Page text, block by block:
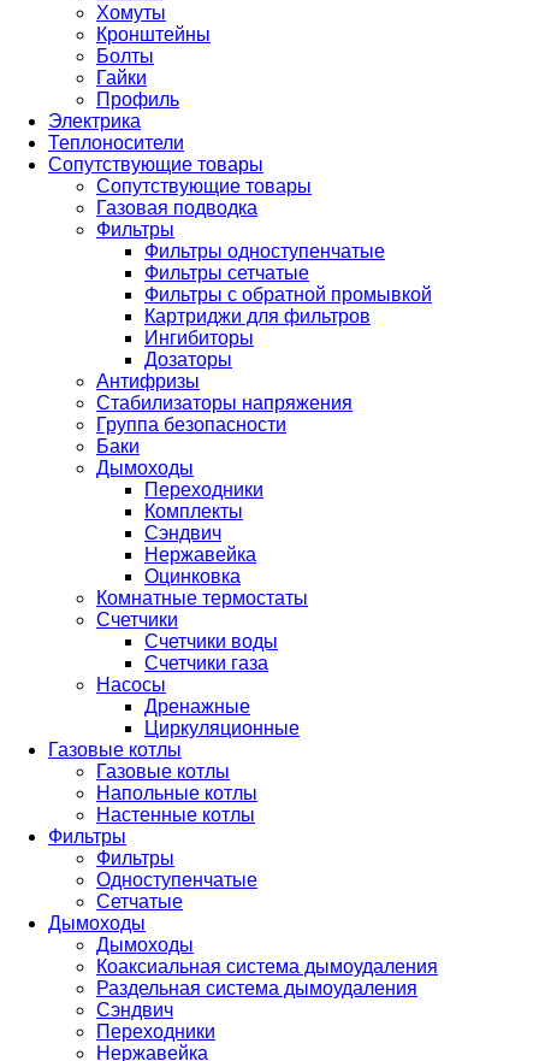
Хомуты
Кронштейны
Болты
Гайки
Профиль
Электрика
Теплоносители
Сопутствующие товары
Сопутствующие товары
Газовая подводка
Фильтры
Фильтры одноступенчатые
Фильтры сетчатые
Фильтры с обратной промывкой
Картриджи для фильтров
Ингибиторы
Дозаторы
Антифризы
Стабилизаторы напряжения
Группа безопасности
Баки
Дымоходы
Переходники
Комплекты
Сэндвич
Нержавейка
Оцинковка
Комнатные термостаты
Счетчики
Счетчики воды
Счетчики газа
Насосы
Дренажные
Циркуляционные
Газовые котлы
Газовые котлы
Напольные котлы
Настенные котлы
Фильтры
Фильтры
Одноступенчатые
Сетчатые
Дымоходы
Дымоходы
Коаксиальная система дымоудаления
Раздельная система дымоудаления
Сэндвич
Переходники
Нержавейка